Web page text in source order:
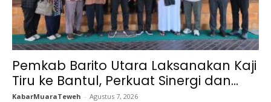
Pemkab Barito Utara Laksanakan Kaji
Tiru ke Bantul, Perkuat Sinergi dan...
KabarMuaraTeweh - Agustus 7, 2026